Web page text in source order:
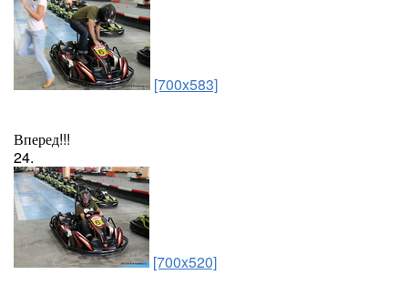
[700x583]
Вперед!!!
24.
[700x520]